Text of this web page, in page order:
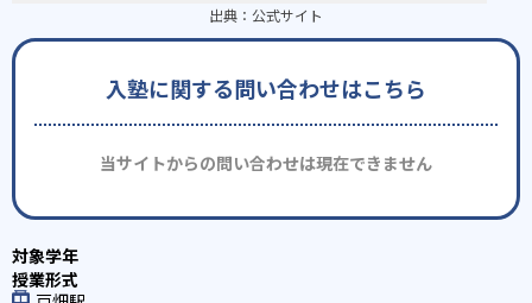
出典： 公式サイト
入塾に関する問い合わせはこちら
当サイトからの問い合わせは現在できません